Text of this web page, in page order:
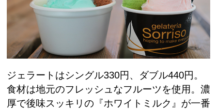
ジェラートはシングル330円、ダブル440円。
食材は地元のフレッシュなフルーツを使用。濃
厚で後味スッキリの『ホワイトミルク』が一番